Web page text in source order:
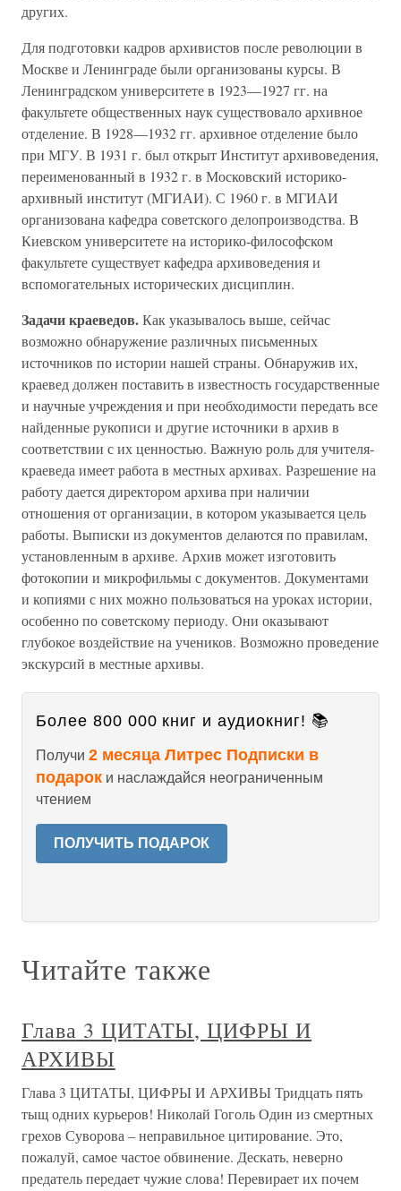
других.
Для подготовки кадров архивистов после революции в
Москве и Ленинграде были организованы курсы. В
Ленинградском университете в 1923—1927 гг. на
факультете общественных наук существовало архивное
отделение. В 1928—1932 гг. архивное отделение было
при МГУ. В 1931 г. был открыт Институт архивоведения,
переименованный в 1932 г. в Московский историко-
архивный институт (МГИАИ). С 1960 г. в МГИАИ
организована кафедра советского делопроизводства. В
Киевском университете на историко-философском
факультете существует кафедра архивоведения и
вспомогательных исторических дисциплин.
Задачи краеведов.Как указывалось выше, сейчас
возможно обнаружение различных письменных
источников по истории нашей страны. Обнаружив их,
краевед должен поставить в известность государственные
и научные учреждения и при необходимости передать все
найденные рукописи и другие источники в архив в
соответствии с их ценностью. Важную роль для учителя-
краеведа имеет работа в местных архивах. Разрешение на
работу дается директором архива при наличии
отношения от организации, в котором указывается цель
работы. Выписки из документов делаются по правилам,
установленным в архиве. Архив может изготовить
фотокопии и микрофильмы с документов. Документами
и копиями с них можно пользоваться на уроках истории,
особенно по советскому периоду. Они оказывают
глубокое воздействие на учеников. Возможно проведение
экскурсий в местные архивы.
Более 800 000 книг и аудиокниг! 📚
Получи 2 месяца Литрес Подписки в
подарок и наслаждайся неограниченным
чтением
ПОЛУЧИТЬ ПОДАРОК
Читайте также
Глава 3 ЦИТАТЫ, ЦИФРЫ И
АРХИВЫ
Глава 3 ЦИТАТЫ, ЦИФРЫ И АРХИВЫ Тридцать пять
тыщ одних курьеров! Николай Гоголь Один из смертных
грехов Суворова – неправильное цитирование. Это,
пожалуй, самое частое обвинение. Дескать, неверно
предатель передает чужие слова! Перевирает их почем